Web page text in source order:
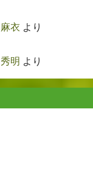
衣 より
明 より